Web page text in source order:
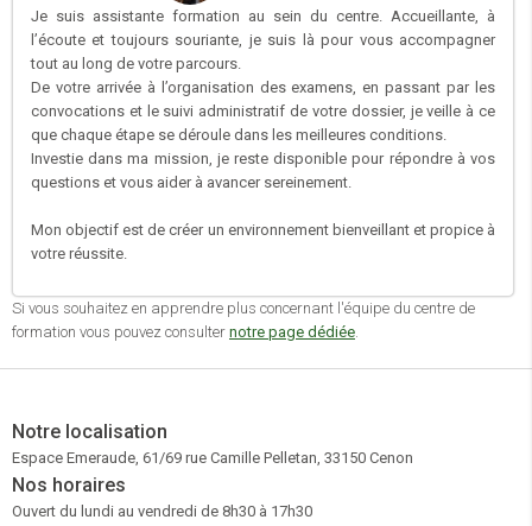
Je suis assistante formation au sein du centre. Accueillante, à
l’écoute et toujours souriante, je suis là pour vous accompagner
tout au long de votre parcours.
De votre arrivée à l’organisation des examens, en passant par les
convocations et le suivi administratif de votre dossier, je veille à ce
que chaque étape se déroule dans les meilleures conditions.
Investie dans ma mission, je reste disponible pour répondre à vos
questions et vous aider à avancer sereinement.
Mon objectif est de créer un environnement bienveillant et propice à
votre réussite.
Si vous souhaitez en apprendre plus concernant l'équipe du centre de
formation vous pouvez consulter notre page dédiée.
Notre localisation
Espace Emeraude, 61/69 rue Camille Pelletan, 33150 Cenon
Nos horaires
Ouvert du lundi au vendredi de 8h30 à 17h30